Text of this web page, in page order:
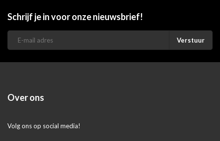
Schrijf je in voor onze nieuwsbrief!
Verstuur
Over ons
Volg ons op social media!